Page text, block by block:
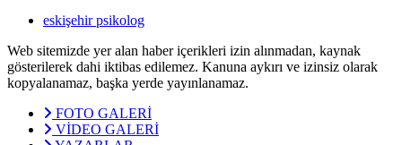
eskişehir psikolog
Web sitemizde yer alan haber içerikleri izin alınmadan, kaynak
gösterilerek dahi iktibas edilemez. Kanuna aykırı ve izinsiz olarak
kopyalanamaz, başka yerde yayınlanamaz.
FOTO GALERİ
VİDEO GALERİ